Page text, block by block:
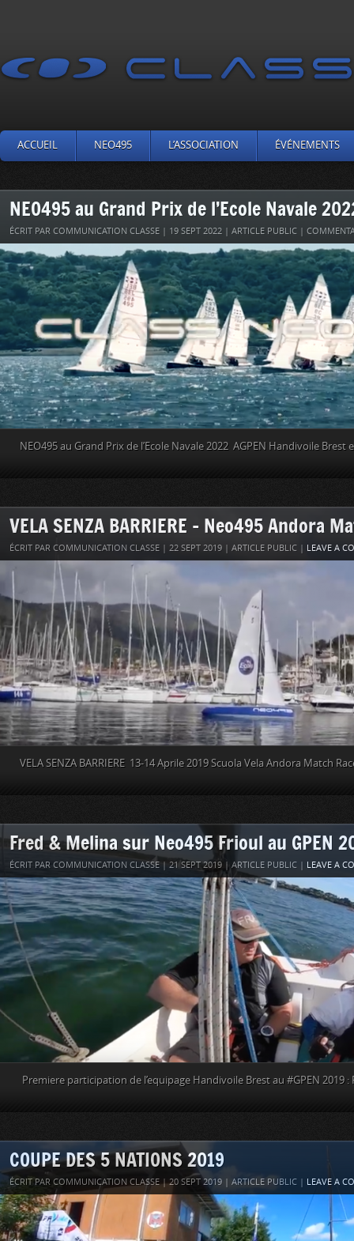
ACCUEIL NEO495 L’ASSOCIATION ÉVÉNEMENTS
NEO495 au Grand Prix de l’Ecole Navale
ÉCRIT PAR COMMUNICATION CLASSE | 19 SEPT 2022 | ARTICLE PUBLIC |
NEO495 au Grand Prix de l’Ecole Navale 2022 AGPEN Handivoile
VELA SENZA BARRIERE – Neo495 Andora
ÉCRIT PAR COMMUNICATION CLASSE | 22 SEPT 2019 | ARTICLE PUBLIC | LEAVE A
VELA SENZA BARRIERE 13-14 Aprile 2019 Scuola Vela Andora Match
Fred & Melina sur Neo495 Frioul au GPEN
ÉCRIT PAR COMMUNICATION CLASSE | 21 SEPT 2019 | ARTICLE PUBLIC | LEAVE A
Premiere participation de l’equipage Handivoile Brest au #GPEN 2019 :
COUPE DES 5 NATIONS 2019
ÉCRIT PAR COMMUNICATION CLASSE | 20 SEPT 2019 | ARTICLE PUBLIC | LEAVE A